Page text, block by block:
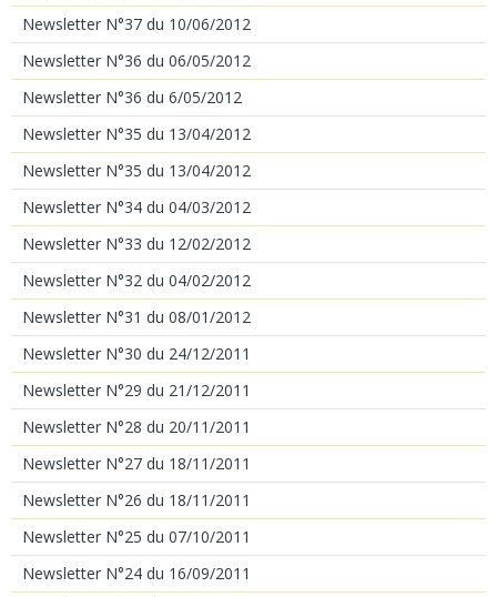
Newsletter N°37 du 10/06/2012
Newsletter N°36 du 06/05/2012
Newsletter N°36 du 6/05/2012
Newsletter N°35 du 13/04/2012
Newsletter N°35 du 13/04/2012
Newsletter N°34 du 04/03/2012
Newsletter N°33 du 12/02/2012
Newsletter N°32 du 04/02/2012
Newsletter N°31 du 08/01/2012
Newsletter N°30 du 24/12/2011
Newsletter N°29 du 21/12/2011
Newsletter N°28 du 20/11/2011
Newsletter N°27 du 18/11/2011
Newsletter N°26 du 18/11/2011
Newsletter N°25 du 07/10/2011
Newsletter N°24 du 16/09/2011